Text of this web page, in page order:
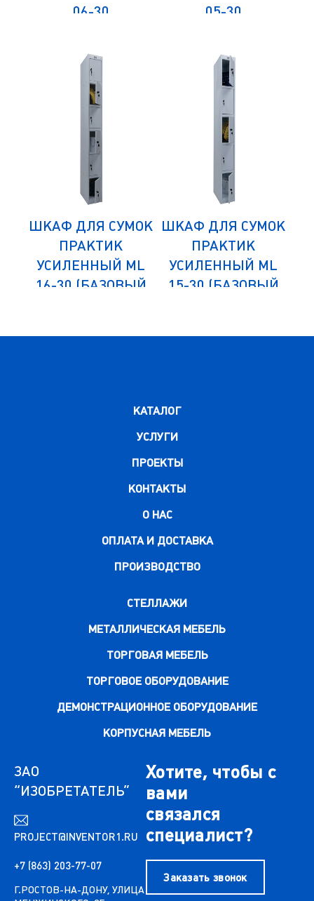
06-30
МОДУЛЬ)
ШКАФ ДЛЯ СУМОК
ПРАКТИК
УСИЛЕННЫЙ ML
16-30 (БАЗОВЫЙ
05-30
ШКАФ ДЛЯ СУМОК
ПРАКТИК
УСИЛЕННЫЙ ML
15-30 (БАЗОВЫЙ
КАТАЛОГ
УСЛУГИ
ПРОЕКТЫ
КОНТАКТЫ
О НАС
ОПЛАТА И ДОСТАВКА
ПРОИЗВОДСТВО
СТЕЛЛАЖИ
МЕТАЛЛИЧЕСКАЯ МЕБЕЛЬ
ТОРГОВАЯ МЕБЕЛЬ
ТОРГОВОЕ ОБОРУДОВАНИЕ
ДЕМОНСТРАЦИОННОЕ ОБОРУДОВАНИЕ
КОРПУСНАЯ МЕБЕЛЬ
ЗАО
“ИЗОБРЕТАТЕЛЬ”
PROJECT@INVENTOR1.RU
+7 (863) 203-77-07
Г.РОСТОВ-НА-ДОНУ, УЛИЦА
Хотите, чтобы с
вами
связался
специалист?
Заказать звонок